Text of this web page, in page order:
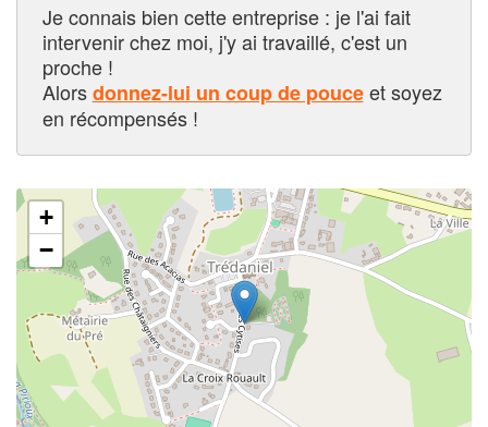
Je connais bien cette entreprise : je l'ai fait
intervenir chez moi, j'y ai travaillé, c'est un
proche !
Alorsdonnez-lui un coup de pouceet soyez
en récompensés !
+
−